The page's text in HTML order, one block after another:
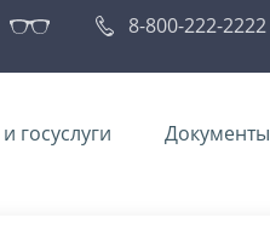
8-800-222-2222
госуслуги Документы